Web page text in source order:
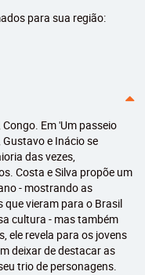
para sua região:
Em 'Um passeio
e Inácio se
das vezes,
Costa e Silva propõe um
- mostrando as
vieram para o Brasil
cultura - mas também
ele revela para os jovens
deixar de destacar as
trio de personagens.